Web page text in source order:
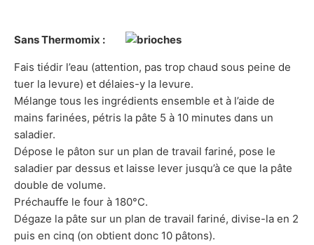
Sans Thermomix :
Fais tiédir l’eau (attention, pas trop chaud sous peine de
tuer la levure) et délaies-y la levure.
Mélange tous les ingrédients ensemble et à l’aide de
mains farinées, pétris la pâte 5 à 10 minutes dans un
saladier.
Dépose le pâton sur un plan de travail fariné, pose le
saladier par dessus et laisse lever jusqu’à ce que la pâte
double de volume.
Préchauffe le four à 180°C.
Dégaze la pâte sur un plan de travail fariné, divise-la en 2
puis en cinq (on obtient donc 10 pâtons).